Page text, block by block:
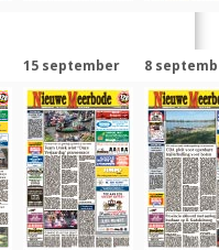
15 september 8